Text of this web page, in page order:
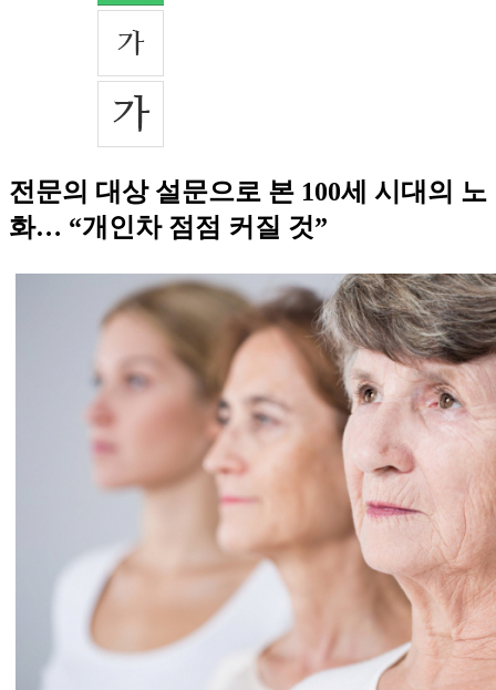
전문의 대상 설문으로 본 100세 시대의 노
화… “개인차 점점 커질 것”